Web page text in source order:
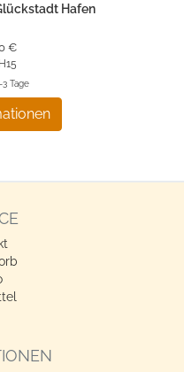
Hafen
€
Tage